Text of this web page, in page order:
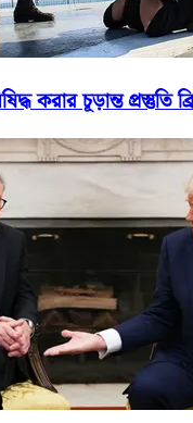
করার চূড়ান্ত প্রস্তুতি